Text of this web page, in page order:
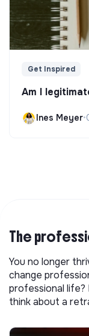
Get Inspired
Am I
Ines Meyer•
The
You no longer
change
professional
think about a